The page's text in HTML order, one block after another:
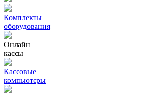
Комплекты
оборудования
Онлайн
кассы
Кассовые
компьютеры